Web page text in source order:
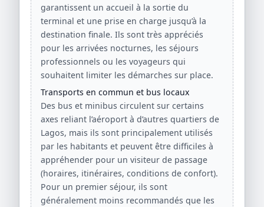
garantissent un accueil à la sortie du
terminal et une prise en charge jusqu’à la
destination finale. Ils sont très appréciés
pour les arrivées nocturnes, les séjours
professionnels ou les voyageurs qui
souhaitent limiter les démarches sur place.
Transports en commun et bus locaux
Des bus et minibus circulent sur certains
axes reliant l’aéroport à d’autres quartiers de
Lagos, mais ils sont principalement utilisés
par les habitants et peuvent être difficiles à
appréhender pour un visiteur de passage
(horaires, itinéraires, conditions de confort).
Pour un premier séjour, ils sont
généralement moins recommandés que les